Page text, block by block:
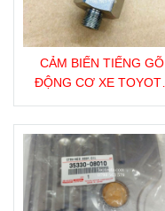
CẢM BIẾN TIẾNG GÕ
ĐỘNG CƠ XE TOYOTA